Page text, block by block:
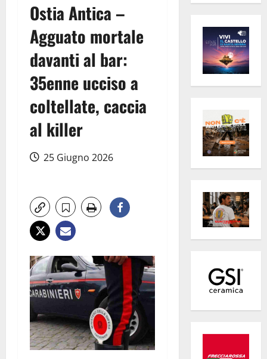
Ostia Antica –
Agguato mortale
davanti al bar:
35enne ucciso a
coltellate, caccia
al killer
25 Giugno 2026